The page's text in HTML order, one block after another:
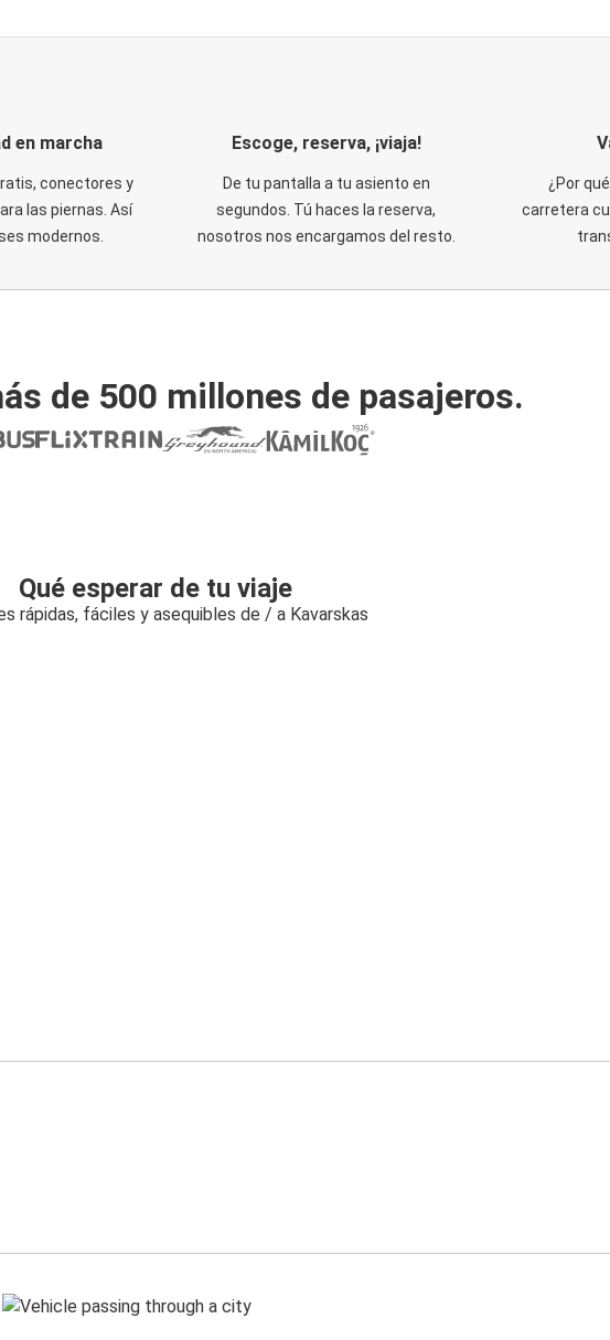
en marcha
conectores y
las piernas. Así
modernos.
Escoge, reserva, ¡viaja!
De tu pantalla a tu asiento en
segundos. Tú haces la reserva,
nosotros nos encargamos del resto.
¿Por
carretera
de 500 millones de pasajeros.
Qué esperar de tu viaje
rápidas, fáciles y asequibles de / a Kavarskas